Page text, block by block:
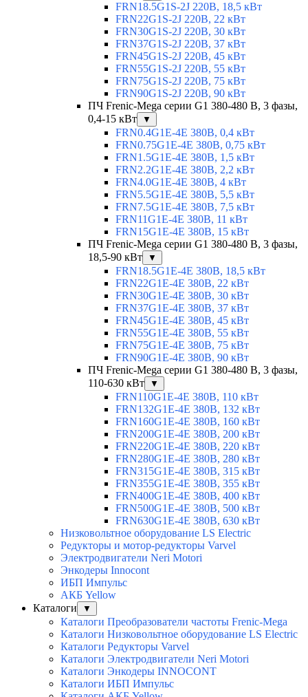
FRN18.5G1S-2J 220В, 18,5 кВт
FRN22G1S-2J 220В, 22 кВт
FRN30G1S-2J 220В, 30 кВт
FRN37G1S-2J 220В, 37 кВт
FRN45G1S-2J 220В, 45 кВт
FRN55G1S-2J 220В, 55 кВт
FRN75G1S-2J 220В, 75 кВт
FRN90G1S-2J 220В, 90 кВт
ПЧ Frenic-Mega серии G1 380-480 В, 3 фазы,
0,4-15 кВт
▼
FRN0.4G1E-4E 380В, 0,4 кВт
FRN0.75G1E-4E 380В, 0,75 кВт
FRN1.5G1E-4E 380В, 1,5 кВт
FRN2.2G1E-4E 380В, 2,2 кВт
FRN4.0G1E-4E 380В, 4 кВт
FRN5.5G1E-4E 380В, 5,5 кВт
FRN7.5G1E-4E 380В, 7,5 кВт
FRN11G1E-4E 380В, 11 кВт
FRN15G1E-4E 380В, 15 кВт
ПЧ Frenic-Mega серии G1 380-480 В, 3 фазы,
18,5-90 кВт
▼
FRN18.5G1E-4E 380В, 18,5 кВт
FRN22G1E-4E 380В, 22 кВт
FRN30G1E-4E 380В, 30 кВт
FRN37G1E-4E 380В, 37 кВт
FRN45G1E-4E 380В, 45 кВт
FRN55G1E-4E 380В, 55 кВт
FRN75G1E-4E 380В, 75 кВт
FRN90G1E-4E 380В, 90 кВт
ПЧ Frenic-Mega серии G1 380-480 В, 3 фазы,
110-630 кВт
▼
FRN110G1E-4E 380В, 110 кВт
FRN132G1E-4E 380В, 132 кВт
FRN160G1E-4E 380В, 160 кВт
FRN200G1E-4E 380В, 200 кВт
FRN220G1E-4E 380В, 220 кВт
FRN280G1E-4E 380В, 280 кВт
FRN315G1E-4E 380В, 315 кВт
FRN355G1E-4E 380В, 355 кВт
FRN400G1E-4E 380В, 400 кВт
FRN500G1E-4E 380В, 500 кВт
FRN630G1E-4E 380В, 630 кВт
Низковольтное оборудование LS Electric
Редукторы и мотор-редукторы Varvel
Электродвигатели Neri Motori
Энкодеры Innocont
ИБП Импульс
АКБ Yellow
Каталоги
▼
Каталоги Преобразователи частоты Frenic-Mega
Каталоги Низковольтное оборудование LS Electric
Каталоги Редукторы Varvel
Каталоги Электродвигатели Neri Motori
Каталоги Энкодеры INNOCONT
Каталоги ИБП Импульс